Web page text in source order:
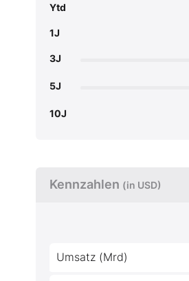
Ytd
1J
3J
5J
10J
Kennzahlen (in USD)
Umsatz (Mrd)